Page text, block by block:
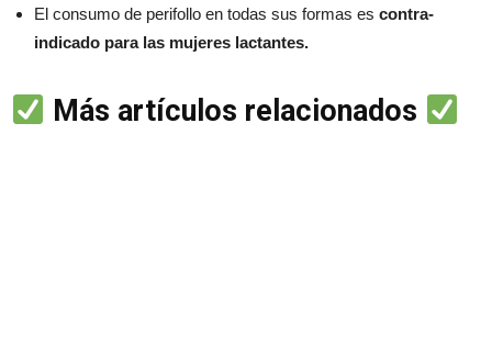
El consumo de perifollo en todas sus formas es contra-
indicado para las mujeres lactantes.
Más artículos relacionados